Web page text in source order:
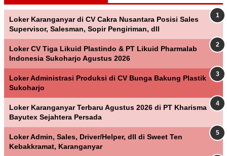
Loker Karanganyar di CV Cakra Nusantara Posisi Sales
Supervisor, Salesman, Sopir Pengiriman, dll
Loker CV Tiga Likuid Plastindo & PT Likuid Pharmalab
Indonesia Sukoharjo Agustus 2026
Loker Administrasi Produksi di CV Bunga Bakung Plastik
Sukoharjo
Loker Karanganyar Terbaru Agustus 2026 di PT Kharisma
Bayutex Sejahtera Persada
Loker Admin, Sales, Driver/Helper, dll di Sweet Ten
Kebakkramat, Karanganyar